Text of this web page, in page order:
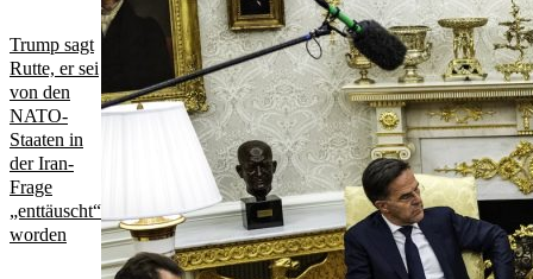
Trump sagt
Rutte, er sei
von den
NATO-
Staaten in
der Iran-
Frage
„enttäuscht“
worden